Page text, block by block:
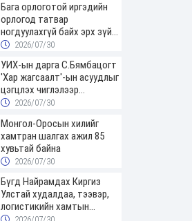
Бага орлоготой иргэдийн
орлогод татвар
ногдуулахгүй байх эрх зүйн
орчныг бүрдүүллээ
2026/07/30
УИХ-ын дарга С.Бямбацогт
'Хар жагсаалт'-ын асуудлыг
цэгцлэх чиглэлээр
Монголбанкны удирдлагад
үүрэг өглөө
2026/07/30
Монгол-Оросын хилийг
хамтран шалгах ажил 85
хувьтай байна
2026/07/30
Бүгд Найрамдах Киргиз
Улстай худалдаа, тээвэр,
логистикийн хамтын